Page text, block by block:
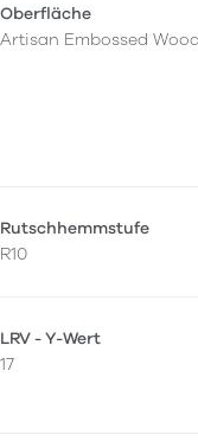
Oberfläche
Artisan Embossed Wood
Rutschhemmstufe
R10
LRV - Y-Wert
17